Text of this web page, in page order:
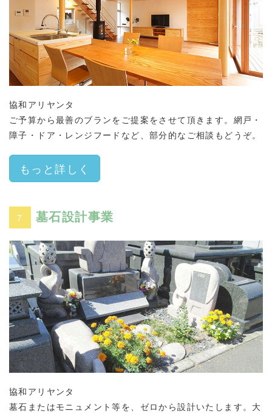
協和アリヤンタ
ご予算から最善のブランをご提案をさせて頂きます。網戸・
障子・ドア・レンジフードなど、部分的なご相談もどうぞ。
もっと詳しく
7 墓石設計事業
協和アリヤンタ
墓石またはモニュメント等を、ゼロから設計いたします。大